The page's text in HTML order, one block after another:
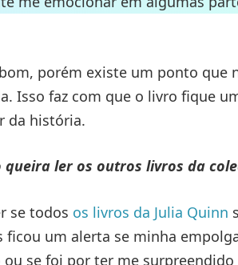
porém existe um ponto que
Isso faz com que o livro fique
da história.
ler os outros livros da
se todos os livros da Julia Quinn
ficou um alerta se minha
se foi por ter me